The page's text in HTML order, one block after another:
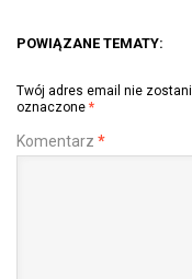
POWIĄZANE TEMATY:
Twój adres email nie
oznaczone *
Komentarz *